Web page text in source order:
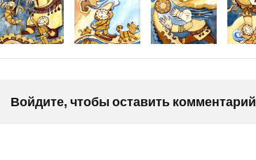
Войдите, чтобы оставить комментарий